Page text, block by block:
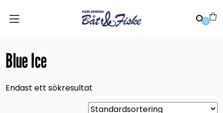
0
Blue Ice
Endast ett sökresultat